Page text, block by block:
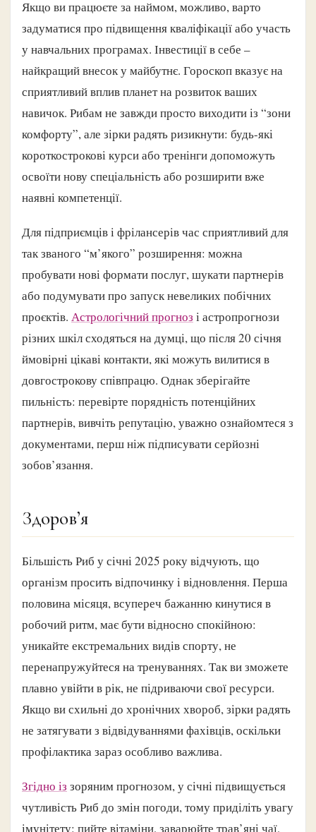
Якщо ви працюєте за наймом, можливо, варто
задуматися про підвищення кваліфікації або участь
у навчальних програмах. Інвестиції в себе –
найкращий внесок у майбутнє. Гороскоп вказує на
сприятливий вплив планет на розвиток ваших
навичок. Рибам не завжди просто виходити із “зони
комфорту”, але зірки радять ризикнути: будь-які
короткострокові курси або тренінги допоможуть
освоїти нову спеціальність або розширити вже
наявні компетенції.
Для підприємців і фрілансерів час сприятливий для
так званого “м’якого” розширення: можна
пробувати нові формати послуг, шукати партнерів
або подумувати про запуск невеликих побічних
проєктів. Астрологічний прогноз і астропрогнози
різних шкіл сходяться на думці, що після 20 січня
ймовірні цікаві контакти, які можуть вилитися в
довгострокову співпрацю. Однак зберігайте
пильність: перевірте порядність потенційних
партнерів, вивчіть репутацію, уважно ознайомтеся з
документами, перш ніж підписувати серйозні
зобов’язання.
Здоров’я
Більшість Риб у січні 2025 року відчують, що
організм просить відпочинку і відновлення. Перша
половина місяця, всупереч бажанню кинутися в
робочий ритм, має бути відносно спокійною:
уникайте екстремальних видів спорту, не
перенапружуйтеся на тренуваннях. Так ви зможете
плавно увійти в рік, не підриваючи свої ресурси.
Якщо ви схильні до хронічних хвороб, зірки радять
не затягувати з відвідуваннями фахівців, оскільки
профілактика зараз особливо важлива.
Згідно із зоряним прогнозом, у січні підвищується
чутливість Риб до змін погоди, тому приділіть увагу
імунітету: пийте вітаміни, заварюйте трав’яні чаї,